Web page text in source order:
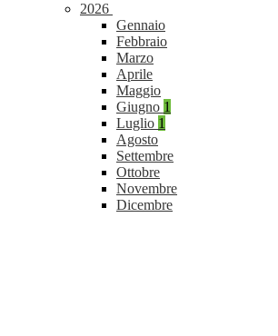
2026
Gennaio
Febbraio
Marzo
Aprile
Maggio
Giugno 1
Luglio 1
Agosto
Settembre
Ottobre
Novembre
Dicembre